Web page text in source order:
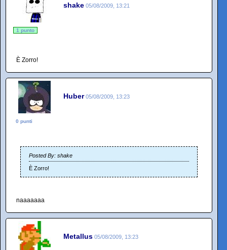
shake 05/08/2009, 13:21
1 punto
È Zorro!
Huber 05/08/2009, 13:23
0 punti
Posted By: shake
È Zorro!
naaaaaaa
Metallus 05/08/2009, 13:23